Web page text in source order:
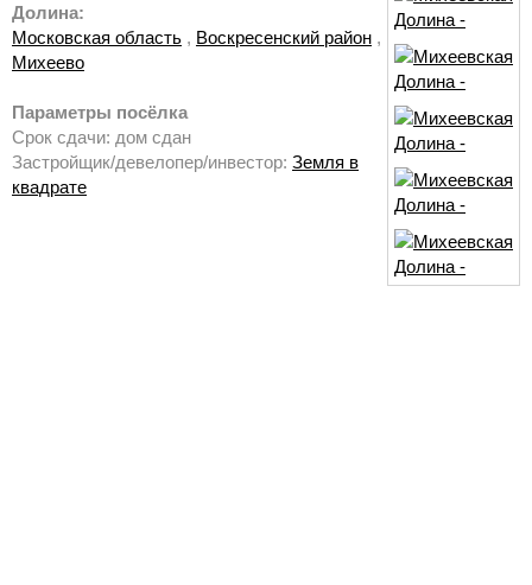
Долина:
Московская область , Воскресенский район ,
Михеево
Параметры посёлка
Срок сдачи: дом сдан
Застройщик/девелопер/инвестор: Земля в
квадрате